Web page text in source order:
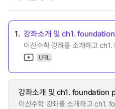
1. 강좌소개 및 ch1.
이산수학 강좌를 소개하고
URL
강좌소개 및 ch1. foundation
이산수학 강좌를 소개하고 ch1.